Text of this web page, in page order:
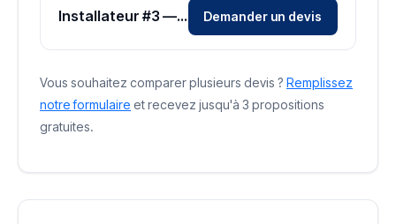
Installateur #3 — Zone Puy-de-Dôme Demander un devis
Vous souhaitez comparer plusieurs devis ? Remplissez
notre formulaire et recevez jusqu'à 3 propositions
gratuites.